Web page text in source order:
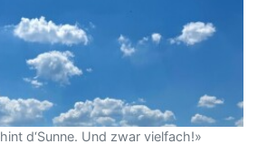
d‘Sunne. Und zwar vielfach!»